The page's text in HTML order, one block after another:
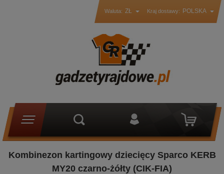
Waluta: ZŁ Kraj dostawy: POLSKA
Kombinezon kartingowy dziecięcy Sparco KERB
MY20 czarno-żółty (CIK-FIA)